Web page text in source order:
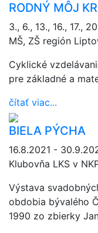
RODNÝ MÔJ
3., 6., 13., 16., 17.,
MŠ, ZŠ región
Cyklické
pre základné a
čítať viac...
BIELA PÝCHA
16.8.2021 -
Klubovňa LKS v
Výstava
obdobia bývalého
1990 zo zbierky